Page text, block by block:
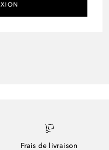
Frais de livraison